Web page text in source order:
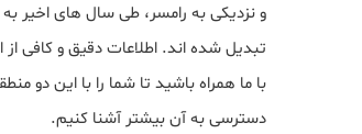
و نزدیکی به رامسر، طی سال‌ های اخیر
تبدیل شده‌ اند. اطلاعات دقیق و کافی از
با ما همراه باشید تا شما را با این دو
دسترسی به آن بیشتر آشنا کنیم.